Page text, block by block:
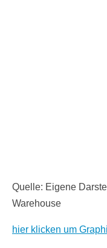
Quelle: Eigene
Warehouse
hier klicken um